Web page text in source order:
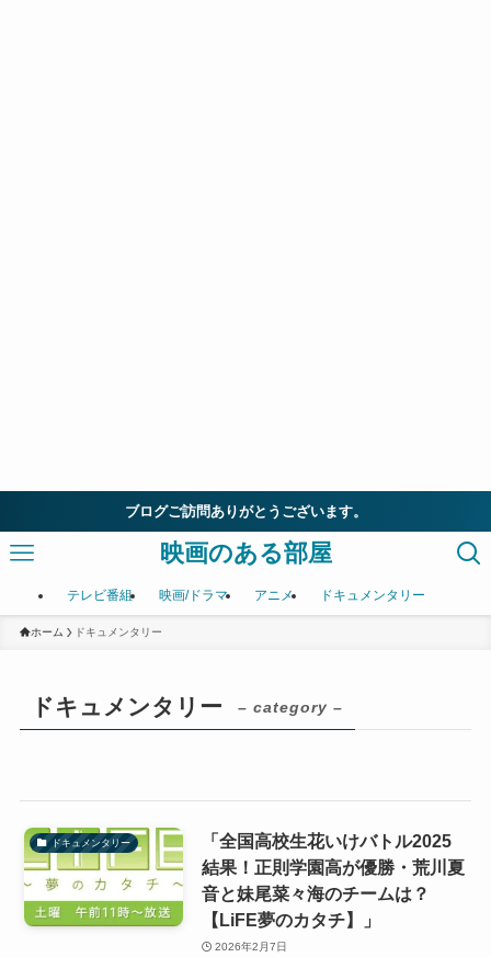
ブログご訪問ありがとうございます。
映画のある部屋
テレビ番組 映画/ドラマ アニメ ドキュメンタリー
ホーム ドキュメンタリー
ドキュメンタリー – category –
ドキュメンタリー
「全国高校生花いけバトル2025
結果！正則学園高が優勝・荒川夏
音と妹尾菜々海のチームは？
【LiFE夢のカタチ】」
2026年2月7日